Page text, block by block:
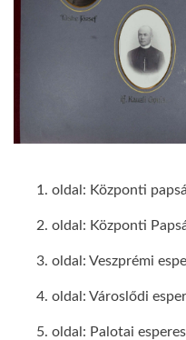
1. oldal: Központi
2. oldal: Központi
3. oldal: Veszprémi
4. oldal: Városlődi
5. oldal: Palotai